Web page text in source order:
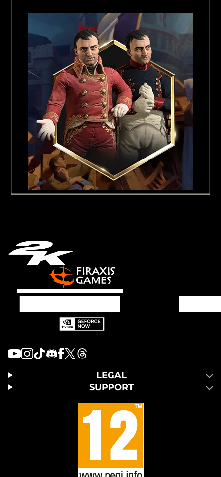
LEGAL
SUPPORT